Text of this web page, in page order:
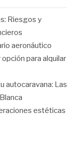
Riesgos y
aeronáutico
para alquilar
autocaravana: Las
estéticas